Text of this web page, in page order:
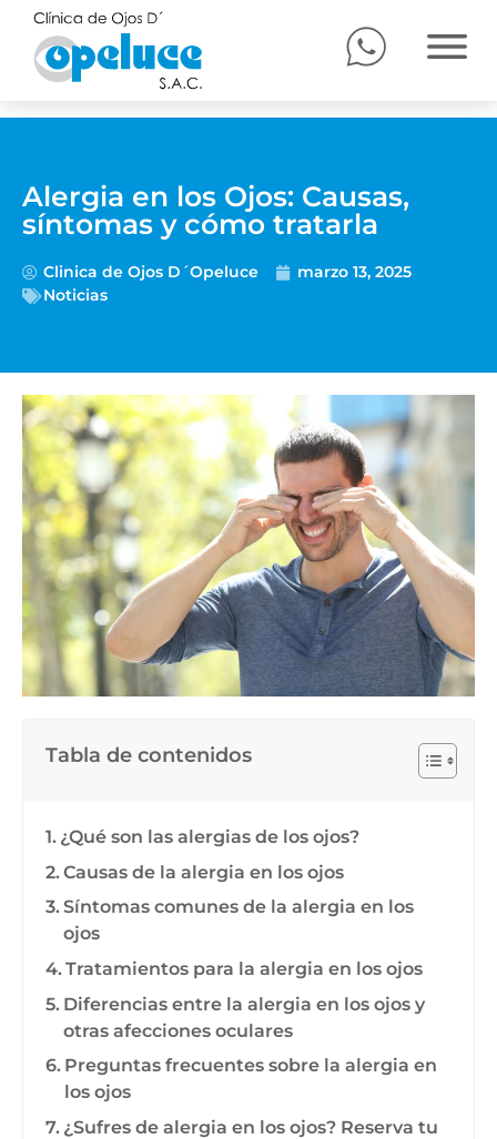
Alergia en los Ojos: Causas,
síntomas y cómo tratarla
Clinica de Ojos D´Opeluce
marzo 13, 2025
Noticias
Tabla de contenidos
¿Qué son las alergias de los ojos?
Causas de la alergia en los ojos
Síntomas comunes de la alergia en los
ojos
Tratamientos para la alergia en los ojos
Diferencias entre la alergia en los ojos y
otras afecciones oculares
Preguntas frecuentes sobre la alergia en
los ojos
¿Sufres de alergia en los ojos? Reserva tu